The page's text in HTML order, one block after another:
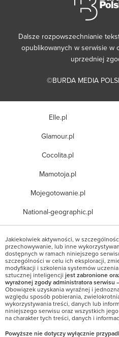
Dalsze rozpowszechnianie
opublikowanych w serwisie w
uprzedniej
©BURDA MEDIA
Elle.pl
Glamour.pl
Cocolita.pl
Mamotoja.pl
Mojegotowanie.pl
National-geographic.pl
Jakiekolwiek aktywności, w
przechowywanie, lub inne
dostępnych w ramach niniejszego
szczególności w celu ich eksploracji,
modyfikacji i szkolenia systemów
sztucznej inteligencji jest zabronione
wyrażonej zgody administratora serwisu
Obowiązek uzyskania wyraźnej i
względu sposób pobierania,
wykorzystywania treści, danych lub
niniejszego serwisu oraz wszystkich
na charakter tych treści, danych i
Powyższe nie dotyczy wyłącznie